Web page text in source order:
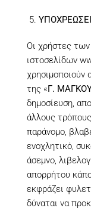
Οι χρήστες των
ιστοσελίδων
χρησιμοποιούν
της «Γ.
δημοσίευση,
άλλους
παράνομο,
ενοχλητικό,
άσεμνο,
απορρήτου
εκφράζει
δύναται να